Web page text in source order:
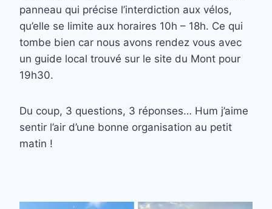
panneau qui précise l’interdiction aux vélos,
qu’elle se limite aux horaires 10h – 18h. Ce qui
tombe bien car nous avons rendez vous avec
un guide local trouvé sur le site du Mont pour
19h30.
Du coup, 3 questions, 3 réponses… Hum j’aime
sentir l’air d’une bonne organisation au petit
matin !